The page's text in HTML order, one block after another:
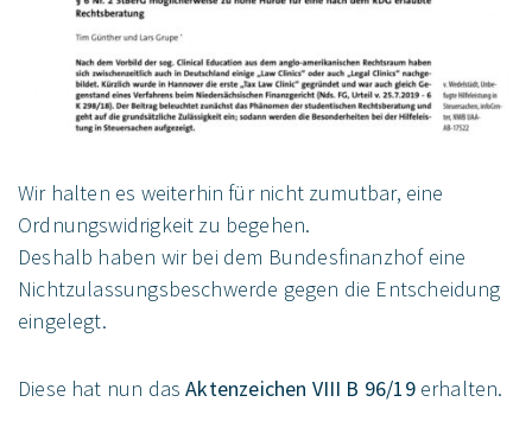
Wir halten es weiterhin für nicht zumutbar, eine
Ordnungswidrigkeit zu begehen.
Deshalb haben wir bei dem Bundesfinanzhof eine
Nichtzulassungsbeschwerde gegen die Entscheidung
eingelegt.
Diese hat nun dasAktenzeichen VIII B 96/19erhalten.